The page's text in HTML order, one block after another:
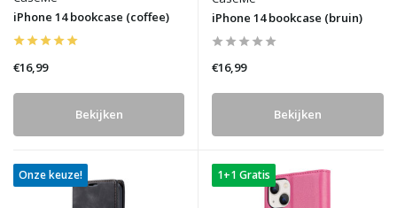
iPhone 14 bookcase (coffee)
€16,99
Bekijken
iPhone 14 bookcase (bruin)
€16,99
Bekijken
Onze keuze! 1+1 Gratis